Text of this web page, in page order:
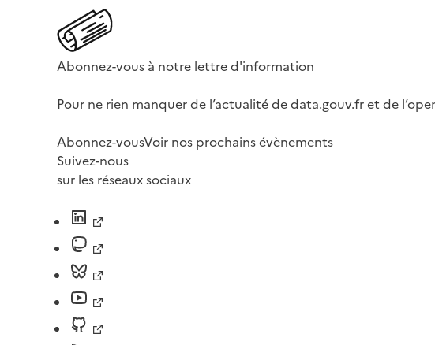
Abonnez-vous à notre lettre d'information
Pour ne rien manquer de l’actualité de data.gouv.fr et de
Abonnez-vousVoir nos prochains évènements
Suivez-nous
sur les réseaux sociaux